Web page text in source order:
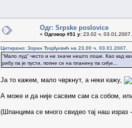
Одг: Srpske poslovice
« Одговор #51 у: 23.02 ч.
Цитирано: Зоран Ђорђевић на 23.00 ч. 03.01.2007.
''Мало луд'' често и не значи нешто лоше. Као кад
рибу па је пусти, попне се на планину па сиђе...
Ја то кажем, мало чвркнут, а неки кажу,
А може и да није сасвим сам са собом,
(Шпанцима се много свидео тај наш израз